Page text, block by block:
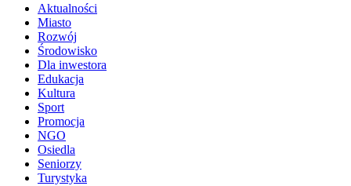
Aktualności
Miasto
Rozwój
Środowisko
Dla inwestora
Edukacja
Kultura
Sport
Promocja
NGO
Osiedla
Seniorzy
Turystyka